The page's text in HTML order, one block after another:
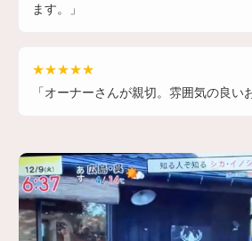
ます。」
★★★★★
「オーナーさんが親切。雰囲気の良い